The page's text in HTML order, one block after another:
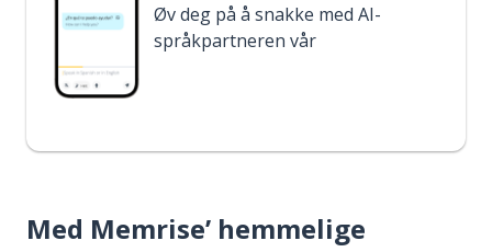
Øv deg på å snakke med AI-
språkpartneren vår
Med Memrise’ hemmelige